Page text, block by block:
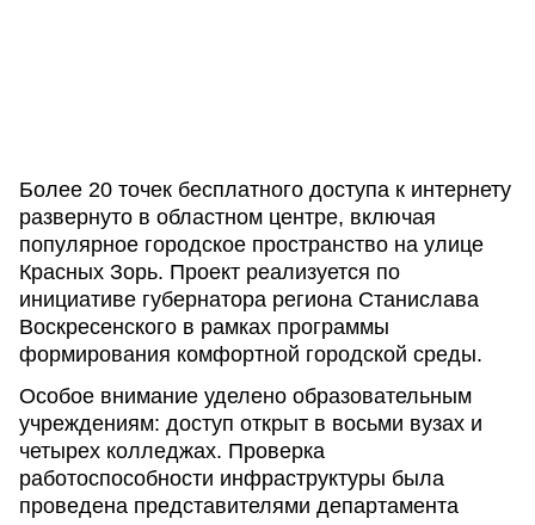
Более 20 точек бесплатного доступа к интернету
развернуто в областном центре, включая
популярное городское пространство на улице
Красных Зорь. Проект реализуется по
инициативе губернатора региона Станислава
Воскресенского в рамках программы
формирования комфортной городской среды.
Особое внимание уделено образовательным
учреждениям: доступ открыт в восьми вузах и
четырех колледжах. Проверка
работоспособности инфраструктуры была
проведена представителями департамента